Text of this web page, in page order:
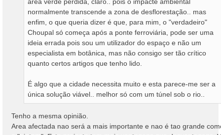
normalmente transcende a zona de desflorestação.. mas
enfim, o que queria dizer é que, para mim, o "verdadeiro"
Choupal só começa após a ponte ferroviária, pode ser uma
ideia errada pois sou um utilizador do espaço e não um
especialista em botânica, mas não consigo ser tão crítico
quanto certos artigos que tenho lido.
É algo que a cidade necessita muito e esta parece-me ser a
única solução viável.. melhor só com um túnel sob o rio..
Tenho a mesma opinião.
Area afectada nao será a mais importante e nao é tao grande